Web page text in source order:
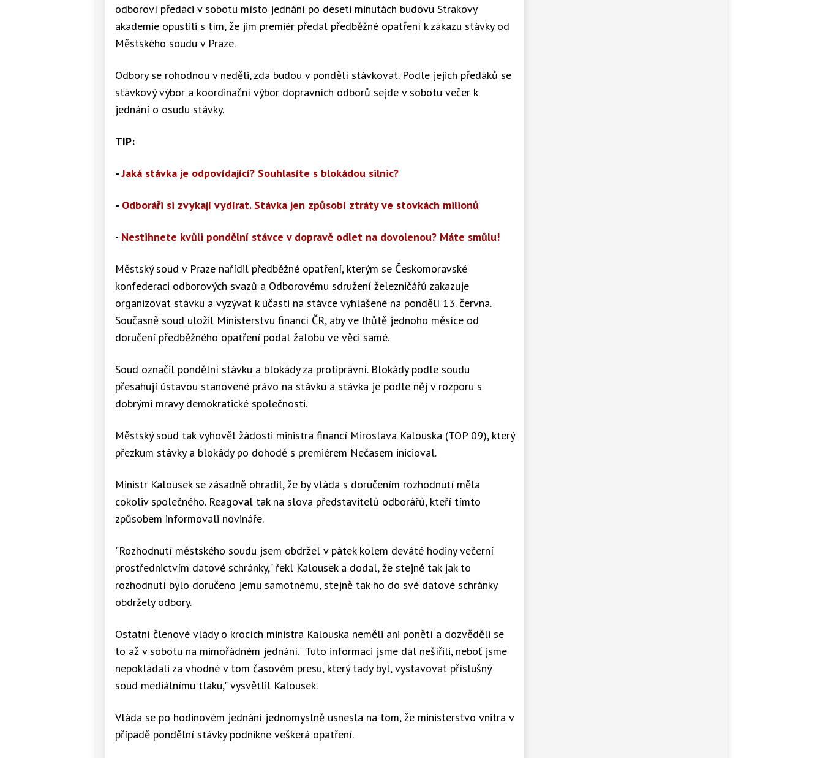
odboroví předáci v sobotu místo jednání po deseti minutách budovu Strakovy
akademie opustili s tím, že jim premiér předal předběžné opatření k zákazu stávky od
Městského soudu v Praze.
Odbory se rohodnou v neděli, zda budou v pondělí stávkovat. Podle jejich předáků se
stávkový výbor a koordinační výbor dopravních odborů sejde v sobotu večer k
jednání o osudu stávky.
TIP:
-Jaká stávka je odpovídající? Souhlasíte s blokádou silnic?
- Odboráři si zvykají vydírat. Stávka jen způsobí ztráty ve stovkách milionů
- Nestihnete kvůli pondělní stávce v dopravě odlet na dovolenou? Máte smůlu!
Městský soud v Praze nařídil předběžné opatření, kterým se Českomoravské
konfederaci odborových svazů a Odborovému sdružení železničářů zakazuje
organizovat stávku a vyzývat k účasti na stávce vyhlášené na pondělí 13. června.
Současně soud uložil Ministerstvu financí ČR, aby ve lhůtě jednoho měsíce od
doručení předběžného opatření podal žalobu ve věci samé.
Soud označil pondělní stávku a blokády za protiprávní. Blokády podle soudu
přesahují ústavou stanovené právo na stávku a stávka je podle něj v rozporu s
dobrými mravy demokratické společnosti.
Městský soud tak vyhověl žádosti ministra financí Miroslava Kalouska (TOP 09), který
přezkum stávky a blokády po dohodě s premiérem Nečasem inicioval.
Ministr Kalousek se zásadně ohradil, že by vláda s doručením rozhodnutí měla
cokoliv společného. Reagoval tak na slova představitelů odborářů, kteří tímto
způsobem informovali novináře.
"Rozhodnutí městského soudu jsem obdržel v pátek kolem deváté hodiny večerní
prostřednictvím datové schránky," řekl Kalousek a dodal, že stejně tak jak to
rozhodnutí bylo doručeno jemu samotnému, stejně tak ho do své datové schránky
obdržely odbory.
Ostatní členové vlády o krocích ministra Kalouska neměli ani ponětí a dozvěděli se
to až v sobotu na mimořádném jednání. "Tuto informaci jsme dál nešířili, neboť jsme
nepokládali za vhodné v tom časovém presu, který tady byl, vystavovat příslušný
soud mediálnímu tlaku," vysvětlil Kalousek.
Vláda se po hodinovém jednání jednomyslně usnesla na tom, že ministerstvo vnitra v
případě pondělní stávky podnikne veškerá opatření.